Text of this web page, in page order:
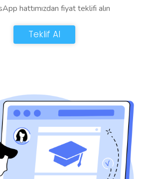
hattımızdan fiyat teklifi alın
Teklif Al